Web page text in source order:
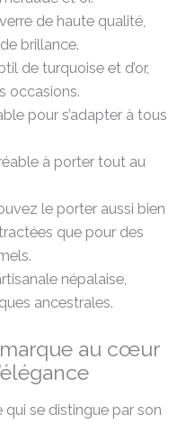
de haute qualité,
brillance.
de turquoise et d’or,
occasions.
pour s’adapter à tous
à porter tout au
le porter aussi bien
que pour des
népalaise,
ancestrales.
au cœur
qui se distingue par son